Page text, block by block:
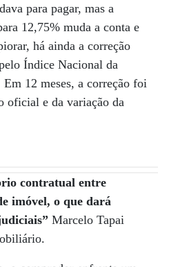
para pagar, mas a
12,75% muda a conta e
há ainda a correção
Índice Nacional da
12 meses, a correção foi
oficial e da variação da
contratual entre
imóvel, o que dará
Marcelo Tapai